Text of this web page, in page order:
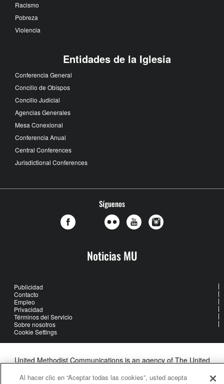
Racismo
Pobreza
Violencia
Entidades de la Iglesia
Conferencia General
Concilio de Obispos
Concilio Judicial
Agencias Generales
Mesa Conexional
Conferencia Anual
Central Conferences
Jurisdictional Conferences
Síguenos
Noticias MU
Publicidad
Contacto
Empleo
Privacidad
Términos del Servicio
Sobre nosotros
Cookie Settings
United Methodist Communications is an agency of The United
©2026United Methodist Communications. All Rights Reserved
Al hacer clic en “Aceptar todas las cookies”, usted acepta